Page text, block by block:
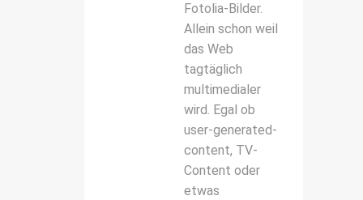
Fotolia-Bilder.
Allein schon weil
das Web
tagtäglich
multimedialer
wird. Egal ob
user-generated-
content, TV-
Content oder
etwas